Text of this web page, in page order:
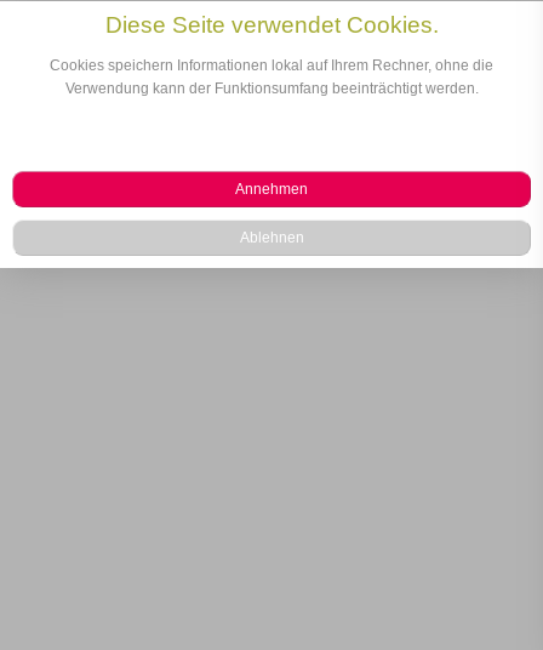
Diese Seite verwendet Cookies.
Cookies speichern Informationen lokal auf Ihrem Rechner, ohne die
Verwendung kann der Funktionsumfang beeinträchtigt werden.
Annehmen
Ablehnen